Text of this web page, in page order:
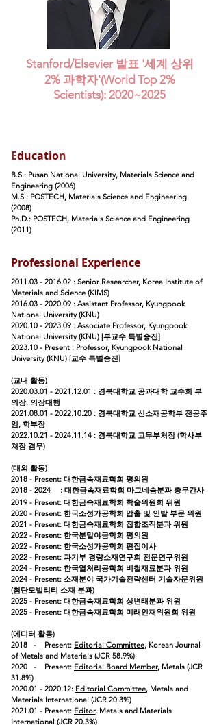
Stanford/Elsevier 발표 '세계 상위
2% 과학자'(World Top 2%
Scientists): 2020~2025
Education
B.S.: Pusan National University, Materials Science and
Engineering (2006)
M.S.: POSTECH, Materials Science and Engineering
(2008)
Ph.D.: POSTECH, Materials Science and Engineering
(2011)
Professional Experience
2011.03 - 2016.02 : Senior Researcher, Korea Institute of
Materials and Science (KIMS)
2016.03 - 2020.09 : Assistant Professor, Kyungpook
National University (KNU)
2020.10 - 2023.09 : Associate Professor, Kyungpook
National University (KNU) [부교수 특별승진]
2023.10 - Present : Professor, Kyungpook National
University (KNU) [교수 특별승진]
(교내 활동)
2020.03.01 - 2021.12.01 : 경북대학교 공과대학 교수회 부
의장, 의장대행
2021.08.01 - 2022.10.20 : 경북대학교 신소재공학부 전공주
임, 학부장
2022.10.21 - 2024.11.14 : 경북대학교 교무부처장 (학사부
처장 겸무)
(대외 활동)
2018 - Present: 대한금속재료학회 평의원
2018 - 2024
: 대한금속재료학회 마그네슘분과 총무간사
2019 - Present: 대한금속재료학회 학술위원회 위원
2020 - Present: 한국소성가공학회 압출 및 인발 부문 위원
2021 - Present: 대한금속재료학회 집합조직분과 위원
2022 - Present: 한국분말야금학회 평의원
2022 - Present: 한국소성가공학회 편집이사
2022 - Present: 과기부 경량소재연구회 전문연구위원
2024 - Present: 한국열처리공학회 비철재료분과 위원
2024 - Present: 소재분야 국가기술전략센터 기술자문위원
(첨단모빌리티 소재 분과)
2025 - Present: 대한금속재료학회 상변태분과 위원
2025 - Present: 대한금속재료학회 미래인재위원회 위원
(에디터 활동)
2018
- Present: Editorial Committee, Korean Journal
of Metals and Materials (JCR 58.9%)
2020 - Present: Editorial Board Member, Metals (JCR
31.8%)
2020.01 - 2020.12: Editorial Committee, Metals and
Materials International (JCR 20.3%)
2021.01 - Present: Editor, Metals and Materials
International (JCR 20.3%)